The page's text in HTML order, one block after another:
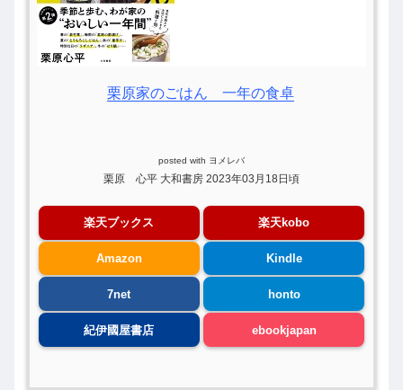
栗原家のごはん 一年の食卓
posted with ヨメレバ
栗原 心平 大和書房 2023年03月18日頃
楽天ブックス 楽天kobo
Amazon Kindle
7net honto
紀伊國屋書店 ebookjapan